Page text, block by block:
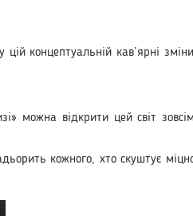
концептуальній кав’ярні
можна відкрити цей світ
кожного, хто скуштує